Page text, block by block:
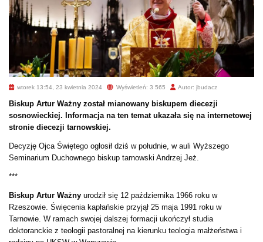
wtorek 13:54, 23 kwietnia 2024 Wyświetleń: 3 565 Autor: jbudacz
Biskup Artur Ważny został mianowany biskupem diecezji
sosnowieckiej. Informacja na ten temat ukazała się na internetowej
stronie diecezji tarnowskiej.
Decyzję Ojca Świętego ogłosił dziś w południe, w auli Wyższego
Seminarium Duchownego biskup tarnowski Andrzej Jeż.
***
Biskup Artur Ważny urodził się 12 października 1966 roku w
Rzeszowie. Święcenia kapłańskie przyjął 25 maja 1991 roku w
Tarnowie. W ramach swojej dalszej formacji ukończył studia
doktoranckie z teologii pastoralnej na kierunku teologia małżeństwa i